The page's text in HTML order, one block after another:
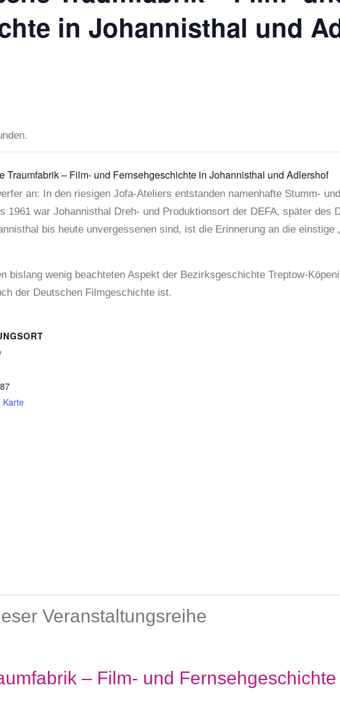
in Johannisthal und
Traumfabrik – Film- und Fernsehgeschichte in Johannisthal und Adlershof
an: In den riesigen Jofa-Ateliers entstanden namenhafte Stumm-
1961 war Johannisthal Dreh- und Produktionsort der DEFA, später des
bis heute unvergessenen sind, ist die Erinnerung an die einstige
bislang wenig beachteten Aspekt der Bezirksgeschichte Treptow-
der Deutschen Filmgeschichte ist.
Karte
Veranstaltungsreihe
– Film- und